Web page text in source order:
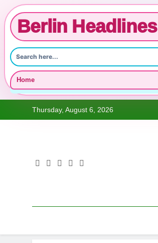
Berlin Headlines
Home
Thursday, August 6, 2026